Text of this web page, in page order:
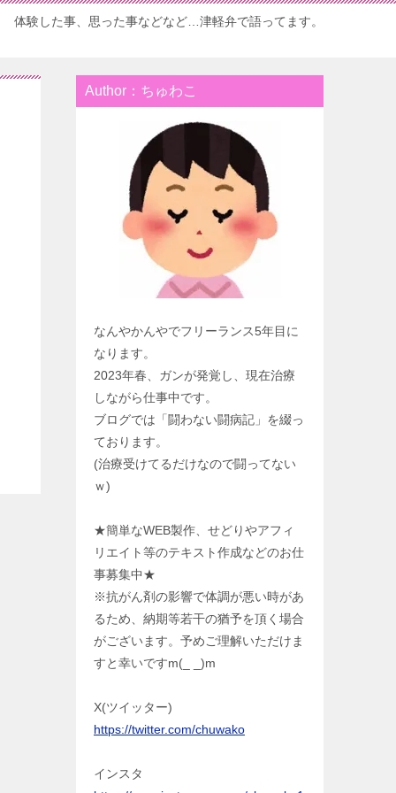
体験した事、思った事などなど…津軽弁で語ってます。
Author：ちゅわこ
なんやかんやでフリーランス5年目に
なります。
2023年春、ガンが発覚し、現在治療
しながら仕事中です。
ブログでは「闘わない闘病記」を綴っ
ております。
(治療受けてるだけなので闘ってない
ｗ)
★簡単なWEB製作、せどりやアフィ
リエイト等のテキスト作成などのお仕
事募集中★
※抗がん剤の影響で体調が悪い時があ
るため、納期等若干の猶予を頂く場合
がございます。予めご理解いただけま
すと幸いですm(_ _)m
X(ツイッター)
https://twitter.com/chuwako
インスタ